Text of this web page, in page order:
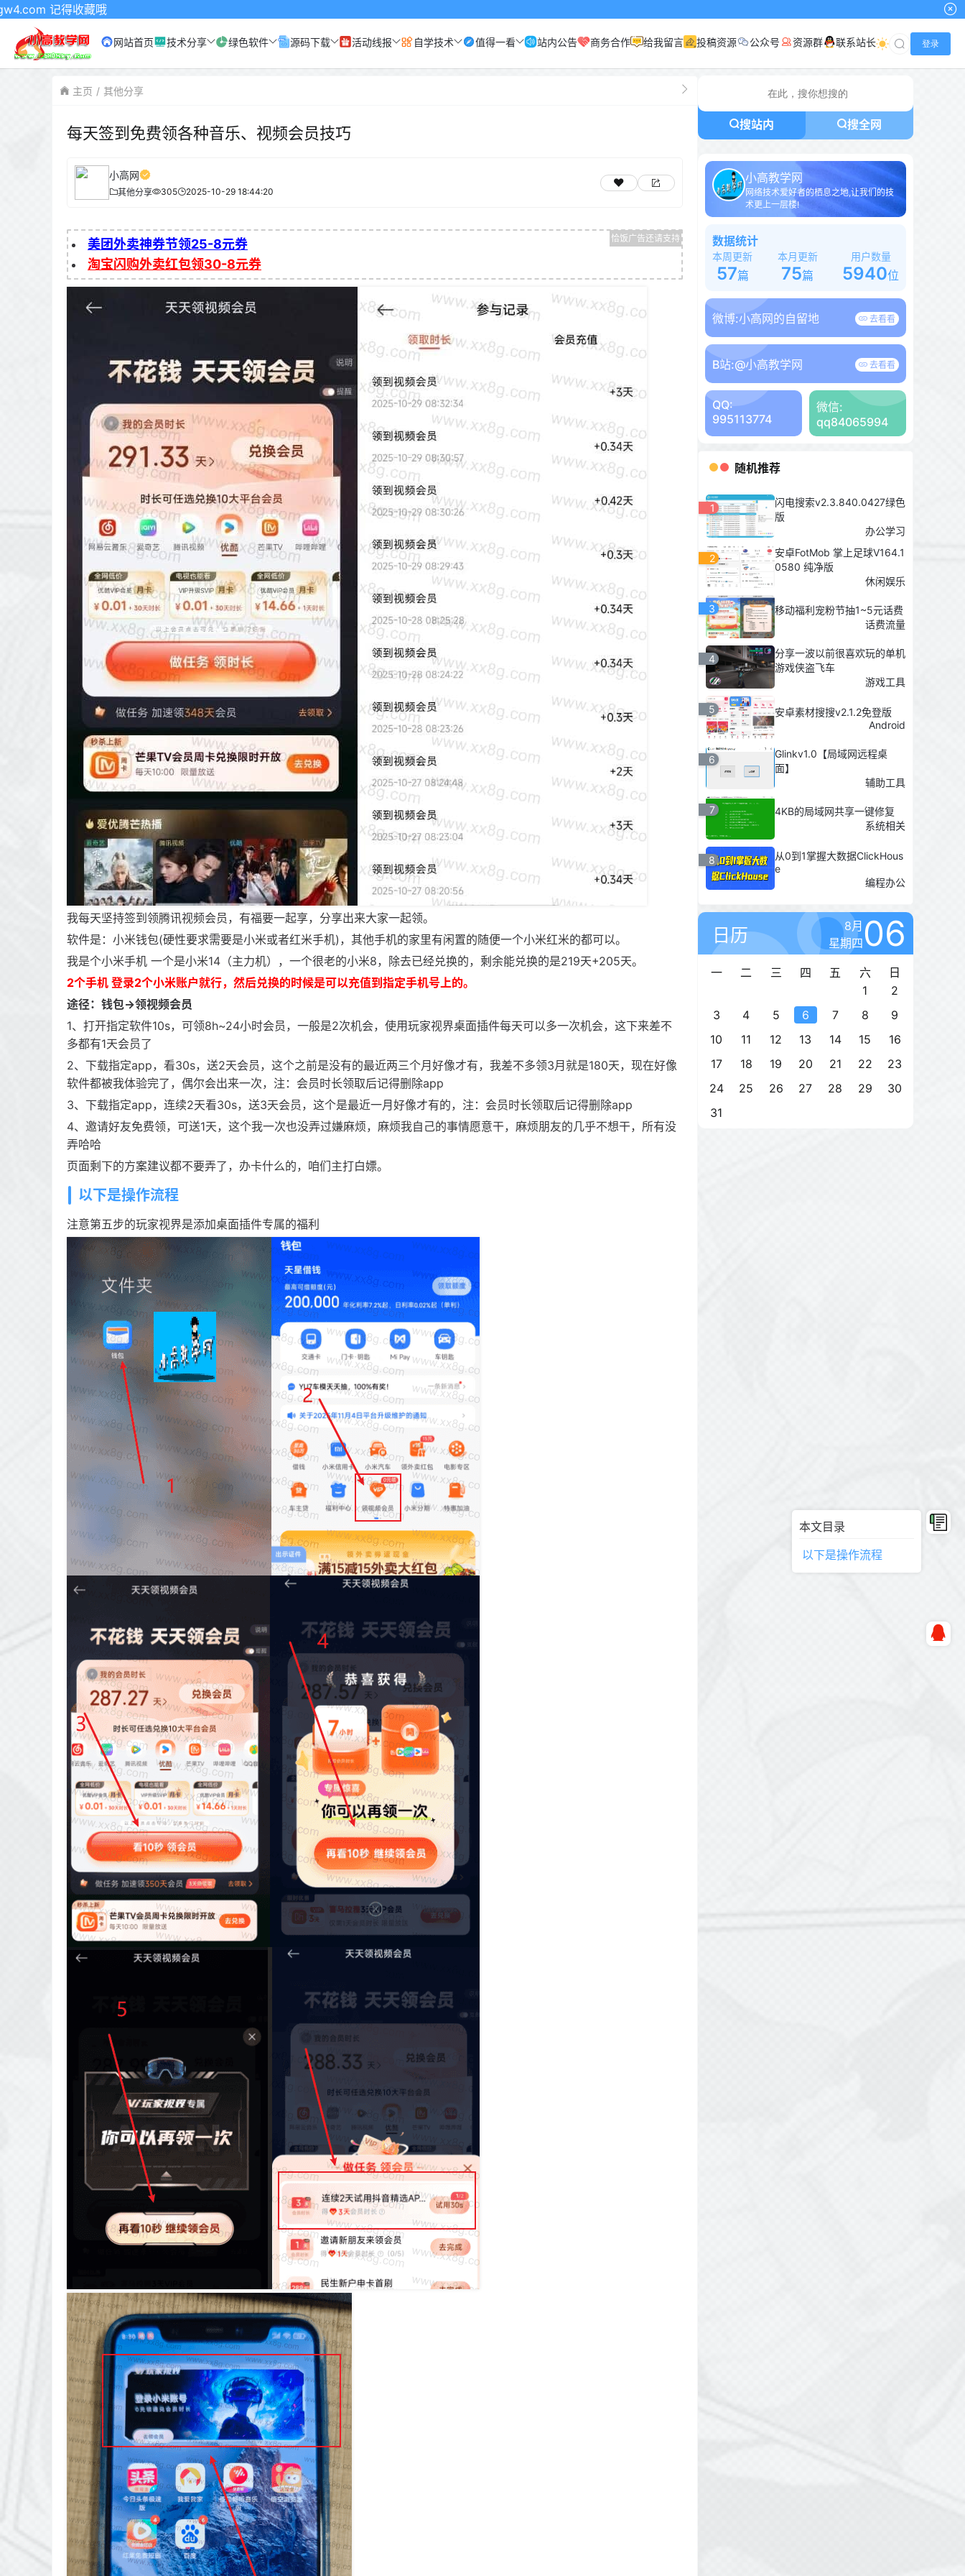
本文目录
以下是操作流程
得收藏哦
网站首页 技术分享 绿色软件 源码下载 活动线报 自学技术 值得一看 站内公告 商务合作 给我留言 投稿资源 公众号 资源群 联系站长 登录
主页 其他分享
每天签到免费领各种音乐、视频会员技巧
小高网
其他分享 305 2025-10-29 18:44:20
美团外卖神券节领25-8元券
淘宝闪购外卖红包领30-8元券
我每天坚持签到领腾讯视频会员，有福要一起享，分享出来大家一起领。
软件是：小米钱包(硬性要求需要是小米或者红米手机)，其他手机的家里有闲置的随便一个小米红米的都可以。
我是个小米手机 一个是小米14（主力机），一个很老的小米8，除去已经兑换的，剩余能兑换的是219天+205天。
2个手机 登录2个小米账户就行，然后兑换的时候是可以充值到指定手机号上的。
途径：钱包->领视频会员
1、打开指定软件10s，可领8h~24小时会员，一般是2次机会，使用玩家视界桌面插件每天可以多一次机会，这下来差不
多都有1天会员了
2、下载指定app，看30s，送2天会员，这个之前是没有的最近两三个月好像才有，我差不多领3月就是180天，现在好像
软件都被我体验完了，偶尔会出来一次，注：会员时长领取后记得删除app
3、下载指定app，连续2天看30s，送3天会员，这个是最近一月好像才有的，注：会员时长领取后记得删除app
4、邀请好友免费领，可送1天，这个我一次也没弄过嫌麻烦，麻烦我自己的事情愿意干，麻烦朋友的几乎不想干，所有没
弄哈哈
页面剩下的方案建议都不要弄了，办卡什么的，咱们主打白嫖。
以下是操作流程
注意第五步的玩家视界是添加桌面插件专属的福利
搜站内 搜全网
小高教学网
网络技术爱好者的栖息之地,让我们的技
术更上一层楼!
数据统计
本周更新
57篇
本月更新
75篇
用户数量
5940位
微博:小高网的自留地 去看看
B站:@小高教学网 去看看
QQ:
995113774
微信:
qq84065994
随机推荐
1
闪电搜索v2.3.840.0427绿色
版
办公学习
2
安卓FotMob 掌上足球V164.1
0580 纯净版
休闲娱乐
3
移动福利宠粉节抽1~5元话费
话费流量
4
分享一波以前很喜欢玩的单机
游戏侠盗飞车
游戏工具
5
安卓素材搜搜v2.1.2免登版
Android
6
Glinkv1.0【局域网远程桌
面】
辅助工具
7
4KB的局域网共享一键修复
系统相关
8
从0到1掌握大数据ClickHous
e
编程办公
日历
8月
星期四06
一 二 三 四 五 六
日
1
2
3
4 5 6 7 8
9
10
11 12 13 14 15
16
17
18 19 20 21 22
23
24
25 26 27 28 29
30
31